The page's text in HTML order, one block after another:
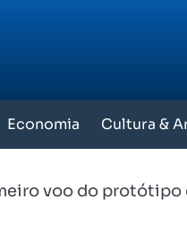
Economia Cultura &
voo do protótipo